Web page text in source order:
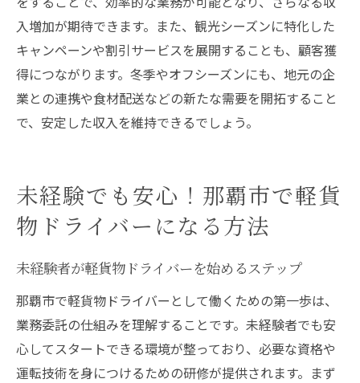
入増加が期待できます。また、観光シーズンに特化した
キャンペーンや割引サービスを展開することも、顧客獲
得につながります。冬季やオフシーズンにも、地元の企
業との連携や食材配送などの新たな需要を開拓すること
で、安定した収入を維持できるでしょう。
未経験でも安心！那覇市で軽貨
物ドライバーになる方法
未経験者が軽貨物ドライバーを始めるステップ
那覇市で軽貨物ドライバーとして働くための第一歩は、
業務委託の仕組みを理解することです。未経験者でも安
心してスタートできる環境が整っており、必要な資格や
運転技術を身につけるための研修が提供されます。まず